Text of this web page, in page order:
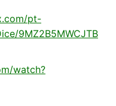
pt-
9MZ2B5MWCJTB
watch?